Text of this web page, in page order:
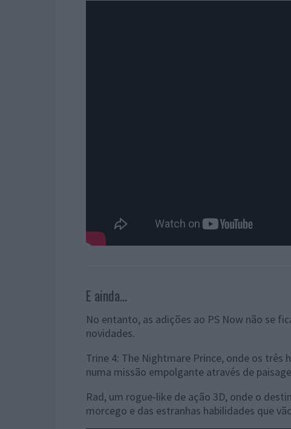
E ainda...
No entanto, as adições ao PS Now não se
novidades.
Trine 4: The Nightmare Prince, onde os três
numa missão empolgante através de
Rad, um rogue-like de ação 3D, onde o
morcego e das estranhas habilidades que